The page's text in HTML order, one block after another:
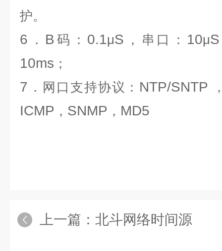
护。
6 ． B 码： 0.1μS ，串口： 10μ
10ms ；
7 ．网口支持协议： NTP/SNTP
ICMP ， SNMP ， MD5
上一篇： 北斗网络时间源